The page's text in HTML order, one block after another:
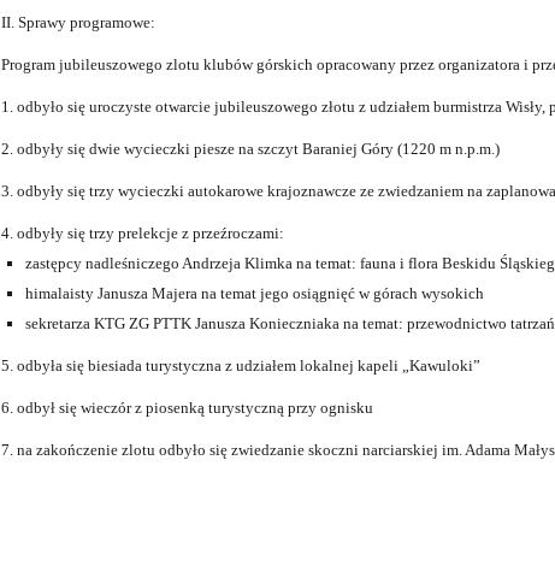
II. Sprawy programowe:
Program jubileuszowego zlotu klubów górskich opracowany przez organizatora i
1. odbyło się uroczyste otwarcie jubileuszowego złotu z udziałem burmistrza Wisły,
2. odbyły się dwie wycieczki piesze na szczyt Baraniej Góry (1220 m n.p.m.)
3. odbyły się trzy wycieczki autokarowe krajoznawcze ze zwiedzaniem na
4. odbyły się trzy prelekcje z przeźroczami:
zastępcy nadleśniczego Andrzeja Klimka na temat: fauna i flora Beskidu
himalaisty Janusza Majera na temat jego osiągnięć w górach wysokich
sekretarza KTG ZG PTTK Janusza Konieczniaka na temat: przewodnictwo
5. odbyła się biesiada turystyczna z udziałem lokalnej kapeli „Kawuloki”
6. odbył się wieczór z piosenką turystyczną przy ognisku
7. na zakończenie zlotu odbyło się zwiedzanie skoczni narciarskiej im. Adama